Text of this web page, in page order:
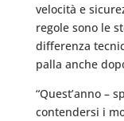
velocità e
regole sono le
differenza
palla anche
“Quest’anno –
contendersi i